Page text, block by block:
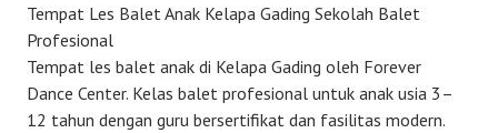
Tempat Les Balet Anak Kelapa Gading Sekolah Balet
Profesional
Tempat les balet anak di Kelapa Gading oleh Forever
Dance Center. Kelas balet profesional untuk anak usia 3–
12 tahun dengan guru bersertifikat dan fasilitas modern.